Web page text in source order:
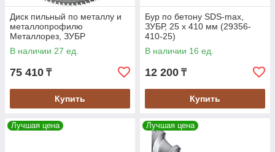
Диск пильный по металлу и
металлопрофилю
Металлорез, ЗУБР
355х25.4мм, 90Т, (36932-
355-25.4-90)
В наличии 27 ед.
75 410 ₸
Купить
Бур по бетону SDS-max,
ЗУБР, 25 х 410 мм (29356-
410-25)
В наличии 16 ед.
12 200 ₸
Купить
Лучшая цена Лучшая цена